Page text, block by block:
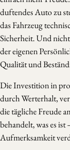
duftendes Auto zu
das Fahrzeug
Sicherheit. Und
der eigenen
Qualität und
Die Investition in
durch Werterhalt,
die tägliche Freude
behandelt, was es
Aufmerksamkeit